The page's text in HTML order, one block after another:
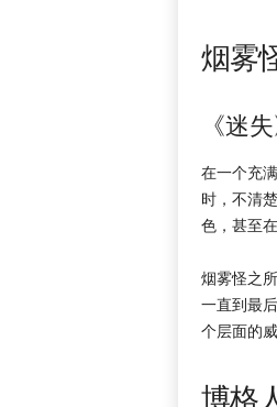
烟雾
《迷失
在一个充
时，不清
色，甚至
烟雾怪之
一直到最
个层面的
博格